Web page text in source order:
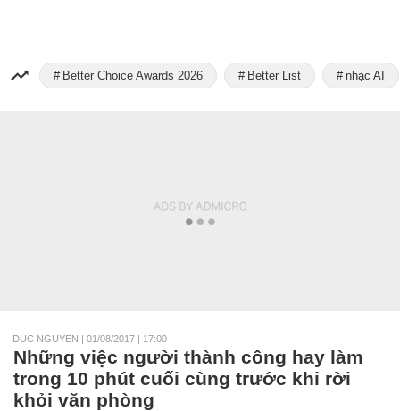
Better Choice Awards 2026 Better List nhạc AI
DUC NGUYEN | 01/08/2017 | 17:00
Những việc người thành công hay làm
trong 10 phút cuối cùng trước khi rời
khỏi văn phòng